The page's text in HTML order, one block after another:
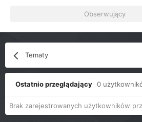
Obserwujący
Tematy
Ostatnio przeglądający 0
Brak zarejestrowanych użytkowników